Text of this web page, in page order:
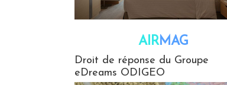
AIRMAG
Droit de réponse du Groupe
eDreams ODIGEO